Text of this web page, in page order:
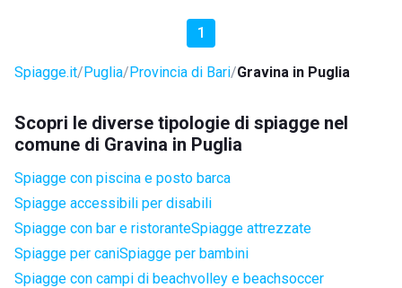
1
Spiagge.it Puglia Provincia di Bari Gravina in Puglia
Scopri le diverse tipologie di spiagge nel
comune di Gravina in Puglia
Spiagge con piscina e posto barca
Spiagge accessibili per disabili
Spiagge con bar e ristoranteSpiagge attrezzate
Spiagge per caniSpiagge per bambini
Spiagge con campi di beachvolley e beachsoccer